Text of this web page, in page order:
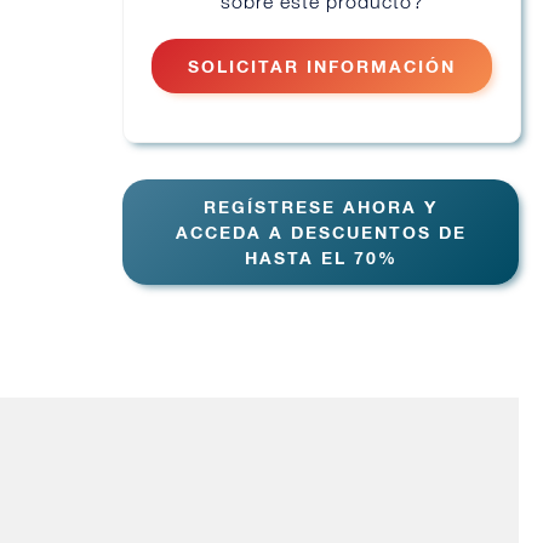
SOLICITAR INFORMACIÓN
REGÍSTRESE AHORA Y
ACCEDA A DESCUENTOS DE
HASTA EL 70%